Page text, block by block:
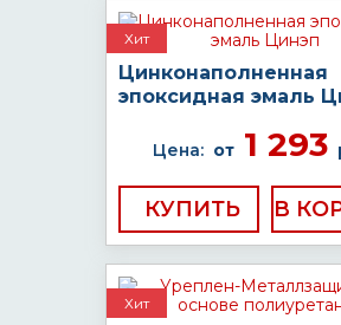
Хит
Цинконаполненная
эпоксидная эмаль
Цена: от 1 293
КУПИТЬ
Хит